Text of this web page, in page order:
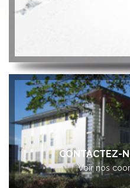
CONTACTEZ-
Voir nos